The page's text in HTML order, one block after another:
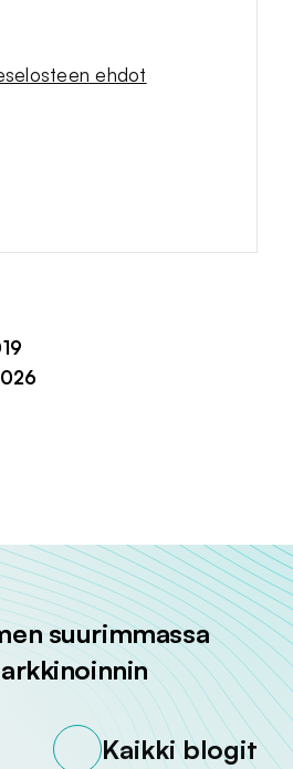
ehdot
suurimmassa
Kaikki blogit